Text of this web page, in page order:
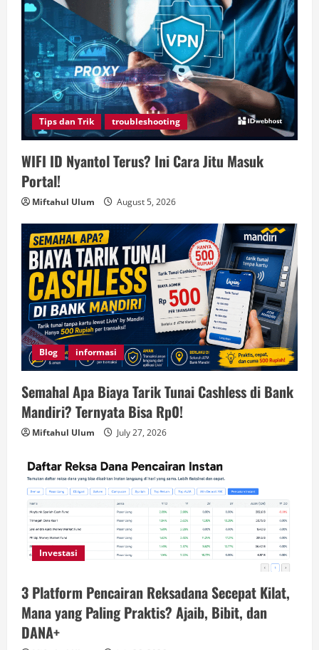
Tips dan Trik troubleshooting
WIFI ID Nyantol Terus? Ini Cara Jitu Masuk
Portal!
Miftahul Ulum August 5, 2026
Blog informasi
Semahal Apa Biaya Tarik Tunai Cashless di Bank
Mandiri? Ternyata Bisa Rp0!
Miftahul Ulum July 27, 2026
Investasi
3 Platform Pencairan Reksadana Secepat Kilat,
Mana yang Paling Praktis? Ajaib, Bibit, dan
DANA+